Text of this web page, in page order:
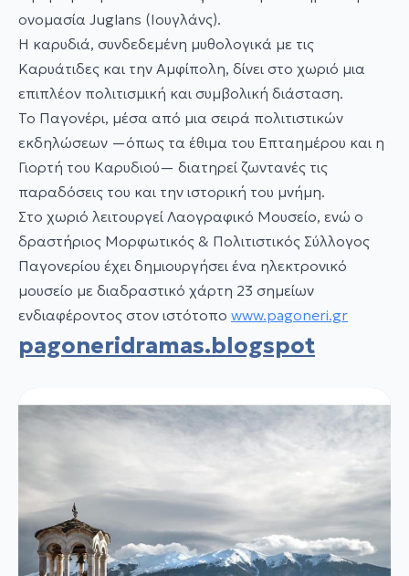
ονομασία Juglans (Ιουγλάνς).
Η καρυδιά, συνδεδεμένη μυθολογικά με τις
Καρυάτιδες και την Αμφίπολη, δίνει στο χωριό μια
επιπλέον πολιτισμική και συμβολική διάσταση.
Το Παγονέρι, μέσα από μια σειρά πολιτιστικών
εκδηλώσεων —όπως τα έθιμα του Επταημέρου και η
Γιορτή του Καρυδιού— διατηρεί ζωντανές τις
παραδόσεις του και την ιστορική του μνήμη.
Στο χωριό λειτουργεί Λαογραφικό Μουσείο, ενώ ο
δραστήριος Μορφωτικός & Πολιτιστικός Σύλλογος
Παγονερίου έχει δημιουργήσει ένα ηλεκτρονικό
μουσείο με διαδραστικό χάρτη 23 σημείων
ενδιαφέροντος στον ιστότοπο www.pagoneri.gr
pagoneridramas.blogspot